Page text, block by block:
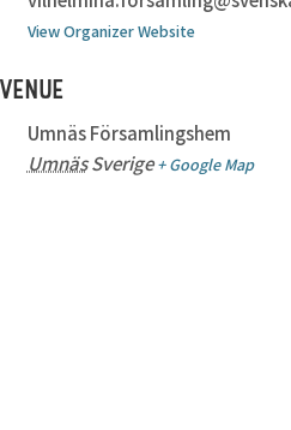
View Organizer Website
VENUE
Umnäs Församlingshem
Umnäs Sverige + Google Map